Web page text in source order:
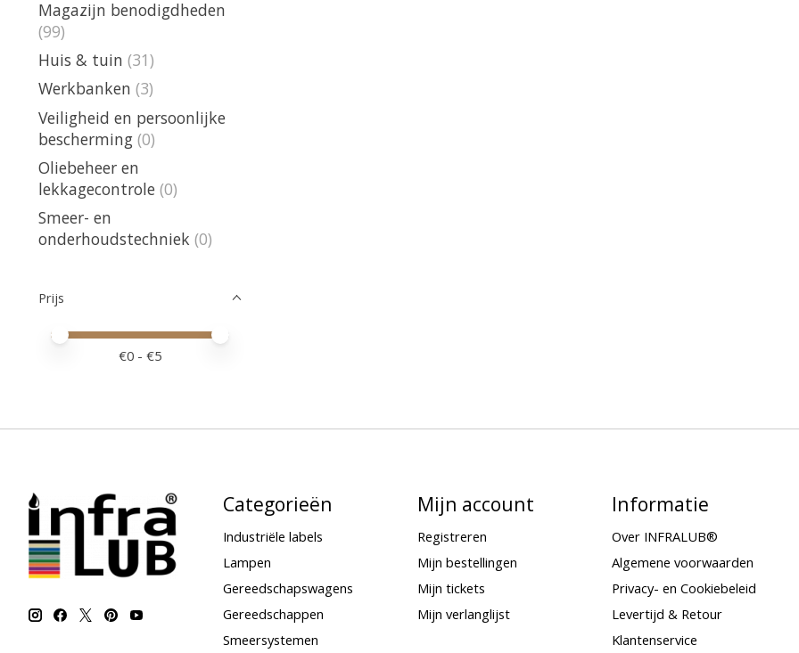
Magazijn benodigdheden
(99)
Huis & tuin (31)
Werkbanken (3)
Veiligheid en persoonlijke
bescherming (0)
Oliebeheer en
lekkagecontrole (0)
Smeer- en
onderhoudstechniek (0)
Prijs
Minimale prijswaarde
Price maximum value
€0 - €5
Categorieën
Industriële labels
Lampen
Gereedschapswagens
Gereedschappen
Smeersystemen
Mijn account
Registreren
Mijn bestellingen
Mijn tickets
Mijn verlanglijst
Informatie
Over INFRALUB®
Algemene voorwaarden
Privacy- en Cookiebeleid
Levertijd & Retour
Klantenservice